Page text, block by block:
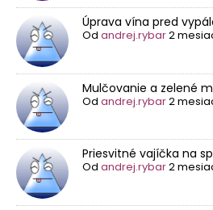
Úprava vína pred
Od andrej.rybar2
Mulčovanie a zelené
Od andrej.rybar2
Priesvitné vajíčka na
Od andrej.rybar2